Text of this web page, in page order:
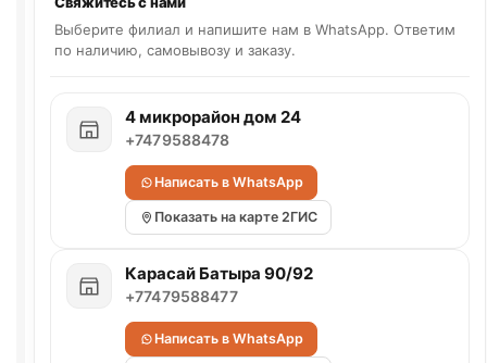
Выберите филиал и напишите нам в WhatsApp. Ответим
по наличию, самовывозу и заказу.
4 микрорайон дом 24
+7479588478
Написать в WhatsApp
Показать на карте 2ГИС
Карасай Батыра 90/92
+77479588477
Написать в WhatsApp